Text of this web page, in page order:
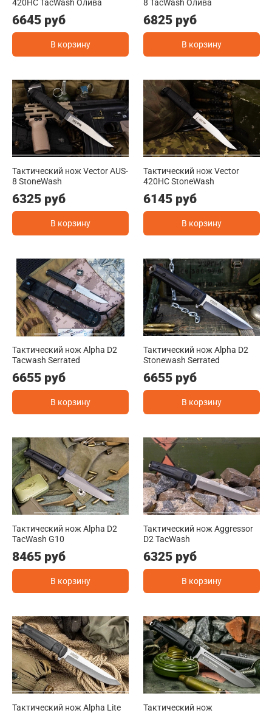
420HC TacWash Олива
6645 руб
В корзину
8 TacWash Олива
6825 руб
В корзину
Тактический нож Vector AUS-
8 StoneWash
6325 руб
В корзину
Тактический нож Vector
420HC StoneWash
6145 руб
В корзину
Тактический нож Alpha D2
Tacwash Serrated
6655 руб
В корзину
Тактический нож Alpha D2
Stonewash Serrated
6655 руб
В корзину
Тактический нож Alpha D2
TacWash G10
8465 руб
В корзину
Тактический нож Aggressor
D2 TacWash
6325 руб
В корзину
Тактический нож Alpha Lite
Тактический нож